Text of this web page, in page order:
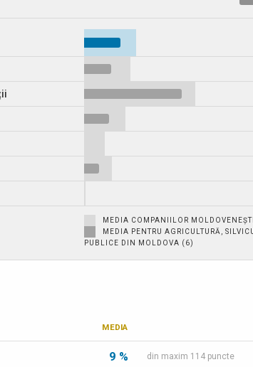
MEDIA COMPANIILOR
MEDIA PENTRU AGRICULTURĂ,
PUBLICE DIN MOLDOVA (6)
MEDIA
9 % din maxim 114 puncte